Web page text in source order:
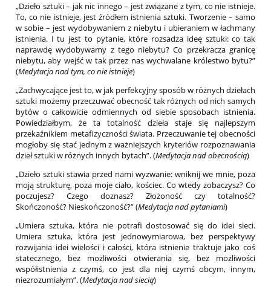
„Dzieło sztuki – jak nic innego – jest związane z tym, co nie istnieje.
To, co nie istnieje, jest źródłem istnienia sztuki. Tworzenie – samo
w sobie – jest wydobywaniem z niebytu i ubieraniem w łachmany
istnienia. I tu jest to pytanie, które rozsadza ideę sztuki: co tak
naprawdę wydobywamy z tego niebytu? Co przekracza granicę
niebytu, aby wejść w tak przez nas wychwalane królestwo bytu?”
(Medytacja nad tym, co nie istnieje)
„Zachwycające jest to, w jak perfekcyjny sposób w różnych dziełach
sztuki możemy przeczuwać obecność tak różnych od nich samych
bytów o całkowicie odmiennych od siebie sposobach istnienia.
Powiedziałbym, że ta totalność dzieła staje się najlepszym
przekaźnikiem metafizyczności świata. Przeczuwanie tej obecności
mogłoby się stać jednym z ważniejszych kryteriów rozpoznawania
dzieł sztuki w różnych innych bytach”. (Medytacja nad obecnością)
„Dzieło sztuki stawia przed nami wyzwanie: wniknij we mnie, poza
moją strukturę, poza moje ciało, kościec. Co wtedy zobaczysz? Co
poczujesz? Czego doznasz? Złożoność czy totalność?
Skończoność? Nieskończoność?” (Medytacja nad pytaniami)
„Umiera sztuka, która nie potrafi dostosować się do idei sieci.
Umiera sztuka, która jest jednowymiarowa, bez perspektywy
rozwijania idei wielości i całości, która istnienie traktuje jako coś
statecznego, bez możliwości otwierania się, bez możliwości
współistnienia z czymś, co jest dla niej czymś obcym, innym,
niezrozumiałym”. (Medytacja nad siecią)